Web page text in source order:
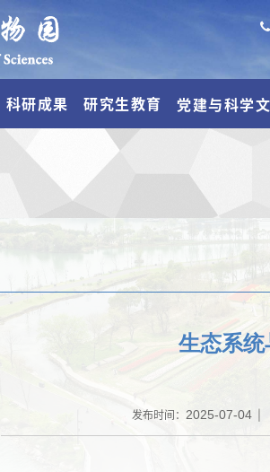
科研成果 研究生教育 党建与科学
生态系统
发布时间： 2025-07-04 |